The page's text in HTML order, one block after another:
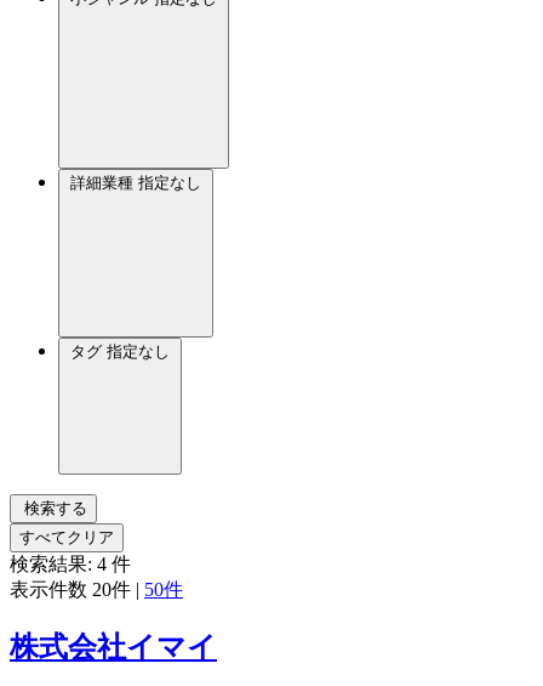
詳細業種 指定なし
タグ 指定なし
検索する
すべてクリア
検索結果: 4 件
表示件数 20件 | 50件
株式会社イマイ